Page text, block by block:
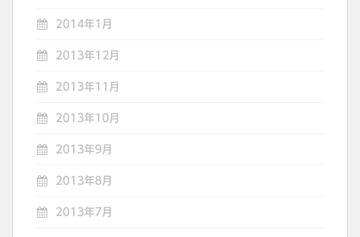
2014年1月
2013年12月
2013年11月
2013年10月
2013年9月
2013年8月
2013年7月